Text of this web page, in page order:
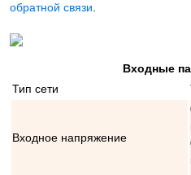
обратной связи.
Входные
Тип сети
Входное напряжение